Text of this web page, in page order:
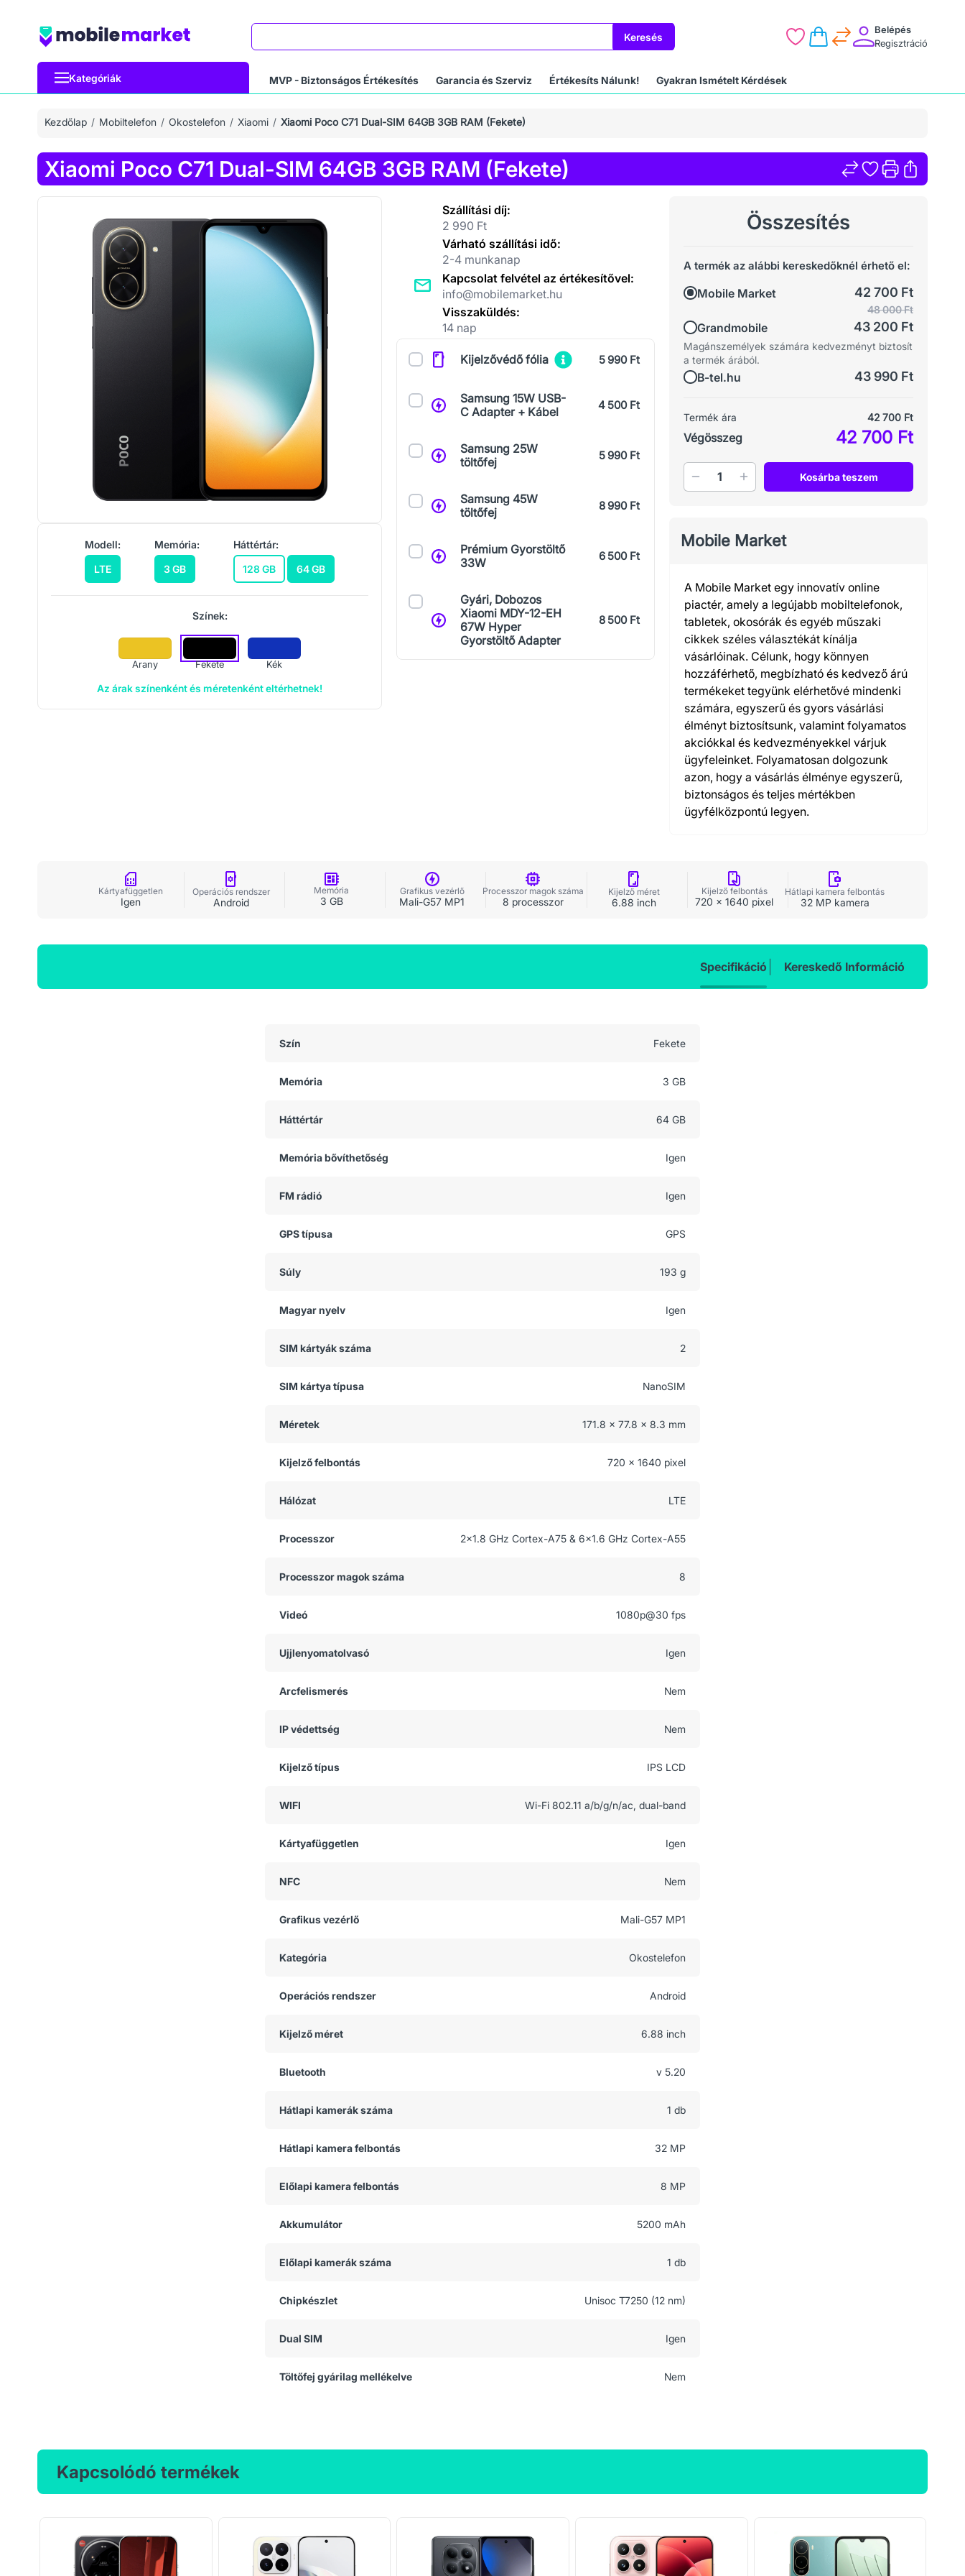
Keresés
Belépés
Regisztráció
Kategóriák MVP - Biztonságos Értékesítés Garancia és Szerviz Értékesíts Nálunk! Gyakran Ismételt Kérdések
Kezdőlap Mobiltelefon Okostelefon Xiaomi Xiaomi Poco C71 Dual-SIM 64GB 3GB RAM (Fekete)
Xiaomi Poco C71 Dual-SIM 64GB 3GB RAM (Fekete)
Modell:
LTE
Memória:
3 GB
Háttértár:
128 GB
64 GB
Színek:
Arany Fekete Kék
Az árak színenként és méretenként eltérhetnek!
Szállítási díj:
2 990 Ft
Várható szállítási idő:
2-4 munkanap
Kapcsolat felvétel az értékesítővel:
info@mobilemarket.hu
Visszaküldés:
14 nap
KiegészítőkKijelzővédő fólia 5 990 Ft
Samsung 15W USB-
C Adapter + Kábel
4 500 Ft
Samsung 25W
töltőfej
5 990 Ft
Samsung 45W
töltőfej
8 990 Ft
Prémium Gyorstöltő
33W
6 500 Ft
Gyári, Dobozos
Xiaomi MDY-12-EH
67W Hyper
Gyorstöltő Adapter
8 500 Ft
Összesítés
A termék az alábbi kereskedőknél érhető el:
Mobile Market 42 700 Ft
Grandmobile
48 000 Ft
43 200 Ft
Magánszemélyek számára kedvezményt biztosít
a termék árából.
B-tel.hu 43 990 Ft
Termék ára 42 700 Ft
Végösszeg 42 700 Ft
Mennyiség Kosárba teszem
Mobile Market
A Mobile Market egy innovatív online
piactér, amely a legújabb mobiltelefonok,
tabletek, okosórák és egyéb műszaki
cikkek széles választékát kínálja
vásárlóinak. Célunk, hogy könnyen
hozzáférhető, megbízható és kedvező árú
termékeket tegyünk elérhetővé mindenki
számára, egyszerű és gyors vásárlási
élményt biztosítsunk, valamint folyamatos
akciókkal és kedvezményekkel várjuk
ügyfeleinket. Folyamatosan dolgozunk
azon, hogy a vásárlás élménye egyszerű,
biztonságos és teljes mértékben
ügyfélközpontú legyen.
Kártyafüggetlen
Igen
Operációs rendszer
Android
Memória
3 GB
Grafikus vezérlő
Mali-G57 MP1
Processzor magok száma
8 processzor
Kijelző méret
6.88 inch
Kijelző felbontás
720 x 1640 pixel
Hátlapi kamera felbontás
32 MP kamera
Specifikáció Kereskedő Információ
Szín Fekete
Memória 3 GB
Háttértár 64 GB
Memória bővíthetőség Igen
FM rádió Igen
GPS típusa GPS
Súly 193 g
Magyar nyelv Igen
SIM kártyák száma 2
SIM kártya típusa NanoSIM
Méretek 171.8 x 77.8 x 8.3 mm
Kijelző felbontás 720 x 1640 pixel
Hálózat LTE
Processzor 2x1.8 GHz Cortex-A75 & 6x1.6 GHz Cortex-A55
Processzor magok száma 8
Videó 1080p@30 fps
Ujjlenyomatolvasó Igen
Arcfelismerés Nem
IP védettség Nem
Kijelző típus IPS LCD
WIFI Wi-Fi 802.11 a/b/g/n/ac, dual-band
Kártyafüggetlen Igen
NFC Nem
Grafikus vezérlő Mali-G57 MP1
Kategória Okostelefon
Operációs rendszer Android
Kijelző méret 6.88 inch
Bluetooth v 5.20
Hátlapi kamerák száma 1 db
Hátlapi kamera felbontás 32 MP
Előlapi kamera felbontás 8 MP
Akkumulátor 5200 mAh
Előlapi kamerák száma 1 db
Chipkészlet Unisoc T7250 (12 nm)
Dual SIM Igen
Töltőfej gyárilag mellékelve Nem
Kapcsolódó termékek